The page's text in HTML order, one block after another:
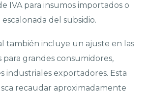
IVA para insumos importados o
del subsidio.
también incluye un ajuste en las
para grandes consumidores,
industriales exportadores. Esta
recaudar aproximadamente